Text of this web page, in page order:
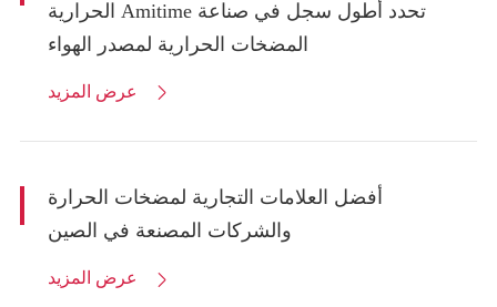
الحرارية Amitime تحدد أطول سجل في صناعة
المضخات الحرارية لمصدر الهواء

أفضل العلامات التجارية لمضخات الحرارة
والشركات المصنعة في الصين
